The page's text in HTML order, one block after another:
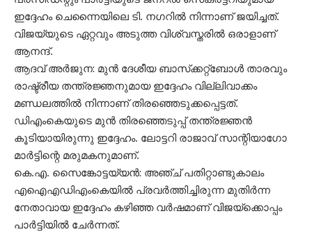
ഇദ്ദേഹം ചെന്നൈയിലെ ടി. നഗറിൽ നിന്നാണ് ജയിച്ചത്.
വിജയ്​യുടെ ഏറ്റവും അടുത്ത വിശ്വസ്തരിൽ ഒരാളാണ്
ആനന്ദ്.
ആദവ് അർജുന: മുൻ ദേശീയ ബാസ്‌ക്കറ്റ്‌ബോൾ താരവും
രാഷ്ട്രീയ തന്ത്രജ്ഞനുമായ ഇദ്ദേഹം വില്ലിവാക്കം
മണ്ഡലത്തിൽ നിന്നാണ് തിരഞ്ഞെടുക്കപ്പെട്ടത്.
ഡിഎംകെയുടെ മുൻ തിരഞ്ഞെടുപ്പ് തന്ത്രജ്ഞൻ
കൂടിയായിരുന്നു ഇദ്ദേഹം. ലോട്ടറി രാജാവ് സാന്റിയാഗോ
മാർട്ടിന്റെ മരുമകനുമാണ്.
കെ.എ. സെെങ്കോട്ടയ്യൻ: അഞ്ച് പതിറ്റാണ്ടുകാലം
എഐഎഡിഎംകെയിൽ പ്രവർത്തിച്ചിരുന്ന മുതിർന്ന
നേതാവായ ഇദ്ദേഹം കഴിഞ്ഞ വർഷമാണ് വിജയ്ക്കൊപ്പം
പാർട്ടിയിൽ ചേർന്നത്.